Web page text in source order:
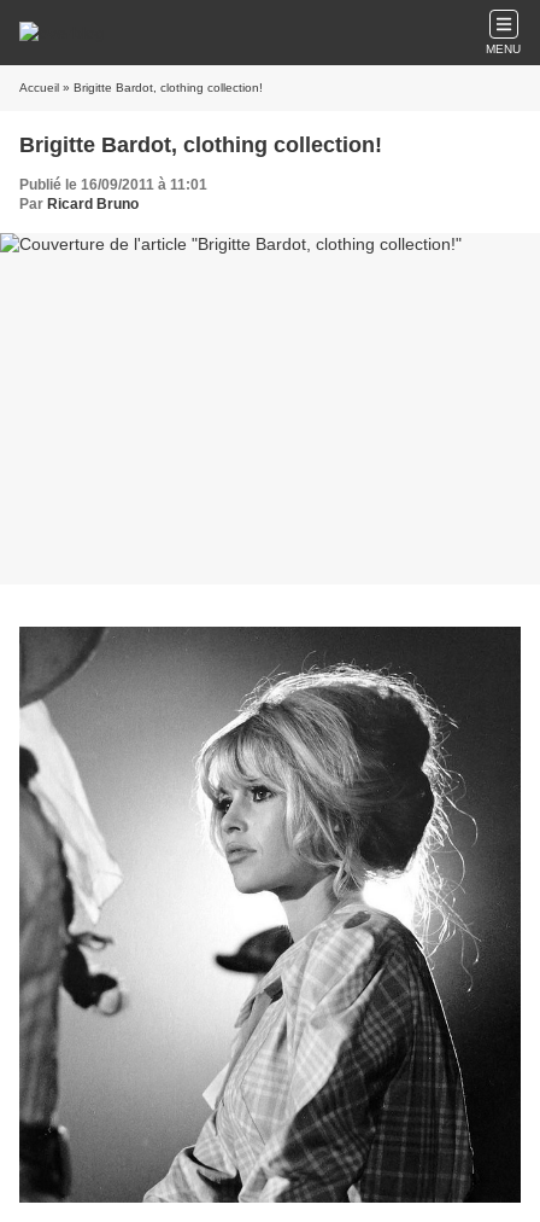
MENU
Accueil » Brigitte Bardot, clothing collection!
Brigitte Bardot, clothing collection!
Publié le 16/09/2011 à 11:01
Par Ricard Bruno